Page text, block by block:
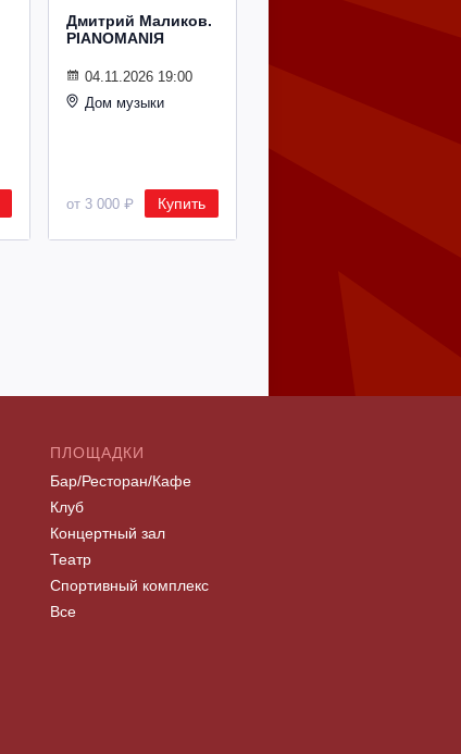
Дмитрий Маликов.
PIANOMANIЯ
04.11.2026 19:00
Дом музыки
от 3 000 ₽ Купить
ПЛОЩАДКИ
Бар/Ресторан/Кафе
Клуб
Концертный зал
Театр
Спортивный комплекс
Все